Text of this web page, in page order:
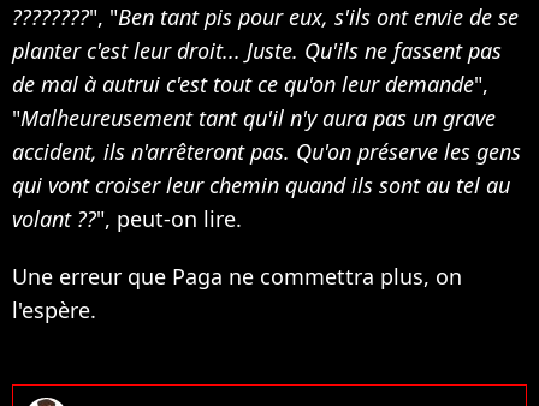
????????", "Ben tant pis pour eux, s'ils ont envie de se
planter c'est leur droit... Juste. Qu'ils ne fassent pas
de mal à autrui c'est tout ce qu'on leur demande",
"Malheureusement tant qu'il n'y aura pas un grave
accident, ils n'arrêteront pas. Qu'on préserve les gens
qui vont croiser leur chemin quand ils sont au tel au
volant ??", peut-on lire.
Une erreur que Paga ne commettra plus, on
l'espère.